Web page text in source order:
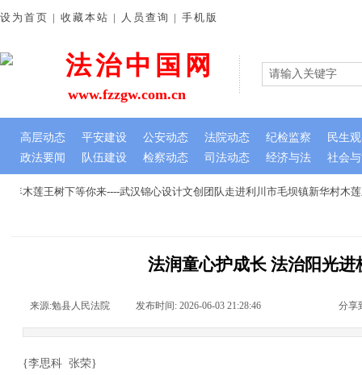
木莲王树下等你来----武汉锦心设计文创团队走进利川市毛坝镇新华村木莲
法治中国网
政法要闻 队伍建设 检察动态 司法动态 经济与法 社会
设为首页 | 收藏本站 | 人员查询 | 手机版
www.fzzgw.com.cn
高层动态 平安建设 公安动态 法院动态 纪检监察 民生
法润童心护成长 法治阳光进
来源:勉县人民法院 发布时间: 2026-06-03 21:28:46 分享
{李思科 张荣}